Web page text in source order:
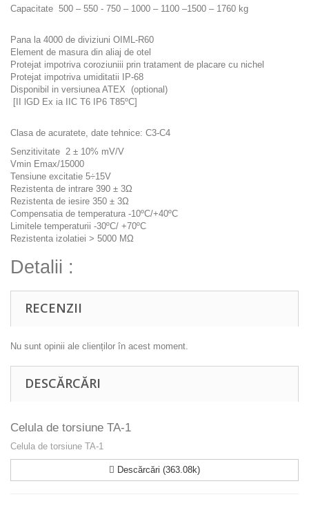
Capacitate 500 – 550 - 750 – 1000 – 1100 –1500 – 1760 kg
Pana la 4000 de diviziuni OIML-R60
Element de masura din aliaj de otel
Protejat impotriva coroziuniii prin tratament de placare cu nichel
Protejat impotriva umiditatii IP-68
Disponibil in versiunea ATEX (optional)
[II lGD Ex ia IIC T6 IP6 T85ºC]
Clasa de acuratete, date tehnice: C3-C4
Senzitivitate 2 ± 10% mV/V
Vmin Emax/15000
Tensiune excitatie 5÷15V
Rezistenta de intrare 390 ± 3Ω
Rezistenta de iesire 350 ± 3Ω
Compensatia de temperatura -10ºC/+40ºC
Limitele temperaturii -30ºC/ +70ºC
Rezistenta izolatiei > 5000 MΩ
Detalii :
RECENZII
Nu sunt opinii ale clienților în acest moment.
DESCĂRCĂRI
Celula de torsiune TA-1
Celula de torsiune TA-1
Descărcări (363.08k)